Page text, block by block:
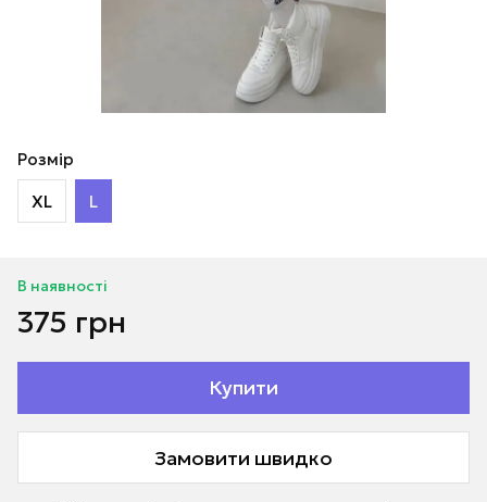
Розмір
XL L
В наявності
375 грн
Купити
Замовити швидко